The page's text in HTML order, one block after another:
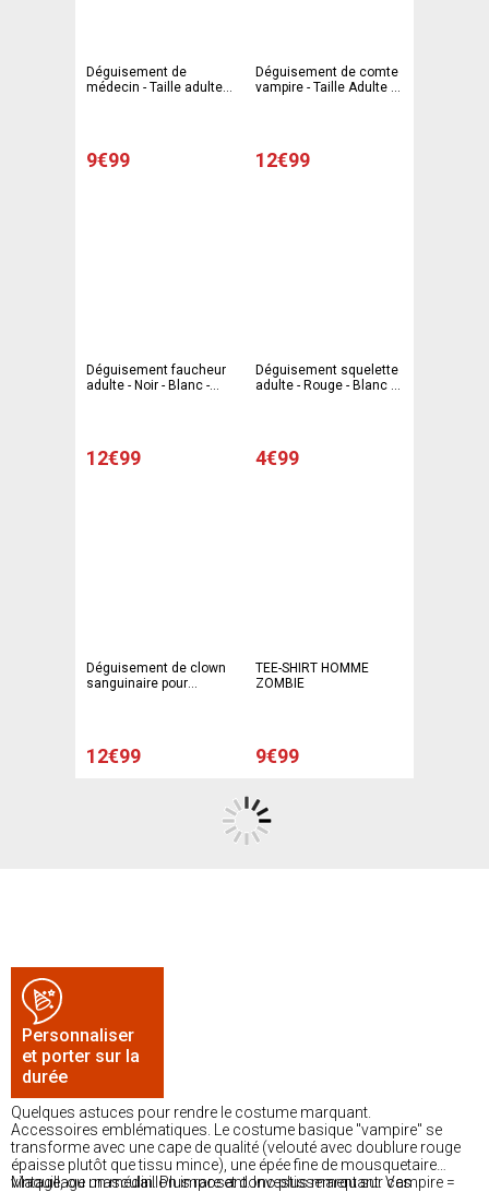
Déguisement de
médecin - Taille adulte
9€99
Déguisement de comte
vampire - Taille Adulte -
12€99
Déguisement faucheur
adulte - Noir - Blanc -
12€99
Déguisement squelette
adulte - Rouge - Blanc -
4€99
Déguisement de clown
sanguinaire pour
12€99
TEE-SHIRT HOMME
ZOMBIE
9€99
Personnaliser
et porter sur la
durée
Quelques astuces pour rendre le costume marquant.
Accessoires emblématiques. Le costume basique "vampire" se
transforme avec une cape de qualité (velouté avec doublure rouge
épaisse plutôt que tissu mince), une épée fine de mousquetaire
vintage, ou un médaillon imposant. Investissement sur ces
Maquillage masculin. Plus rare et donc plus marquant. Vampire =